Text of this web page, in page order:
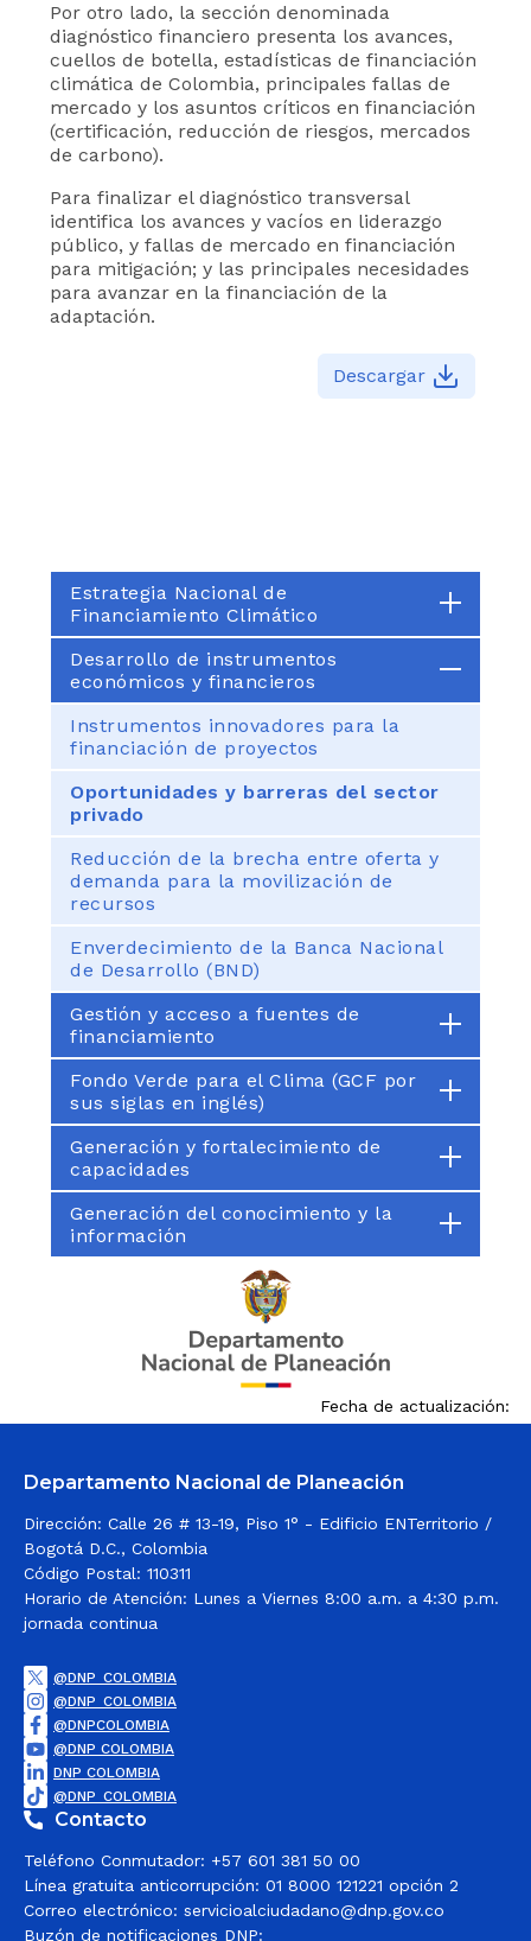
Por otro lado, la sección denominada
diagnóstico financiero presenta los avances,
cuellos de botella, estadísticas de financiación
climática de Colombia, principales fallas de
mercado y los asuntos críticos en financiación
(certificación, reducción de riesgos, mercados
de carbono).
Para finalizar el diagnóstico transversal
identifica los avances y vacíos en liderazgo
público, y fallas de mercado en financiación
para mitigación; y las principales necesidades
para avanzar en l​a financiación de la
adaptación.
Descargar
Estrategia Nacional de
Financiamiento Climático
Desarrollo de instrumentos
económicos y financieros​
Instrumentos innovadores para la
financiación de proyectos
Oportunidades y barreras del sector
privado
Reducción de la brecha entre oferta y
demanda para la movilización de
recursos
Enverdecimiento de la Banca Nacional
de Desarrollo (BND)
Gestión y acceso a fuentes de
financiamiento
Fondo Verde para el Clima (GCF por
sus siglas en inglés)
Generación y fortalecimiento de
capacidades
Generación del conocimiento y la
información
Fecha de actualización:
Departamento Nacional de Planeación
Dirección: Calle 26 # 13-19, Piso 1° - Edificio ENTerritorio /
Bogotá D.C., Colombia
Código Postal: 110311
Horario de Atención: Lunes a Viernes 8:00 a.m. a 4:30 p.m.
jornada continua
@DNP_COLOMBIA
@DNP_COLOMBIA
@DNPCOLOMBIA
@DNP COLOMBIA
DNP COLOMBIA
@DNP_COLOMBIA
Contacto
Teléfono Conmutador: +57 601 381 50 00
Línea gratuita anticorrupción: 01 8000 121221 opción 2
Correo electrónico: servicioalciudadano@dnp.gov.co
Buzón de notificaciones DNP: